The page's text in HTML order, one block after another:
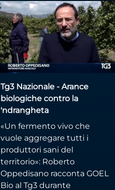
Tg3 Nazionale - Arance
biologiche contro la
'ndrangheta
«Un fermento vivo che
vuole aggregare tutti i
produttori sani del
territorio»: Roberto
Oppedisano racconta GOEL
Bio al Tg3 durante